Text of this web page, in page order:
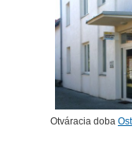
Otváracia doba